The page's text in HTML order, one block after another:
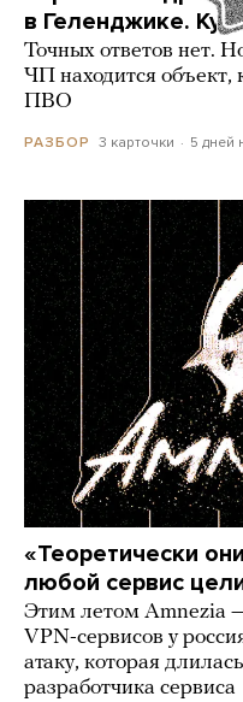
в Геленджике.
Точных ответов нет.
ЧП находится
ПВО
РАЗБОР 3 карточки 5 дней
«Теоретически
любой сервис
Этим летом Amnezia
VPN-сервисов у
атаку, которая
разработчика сервиса